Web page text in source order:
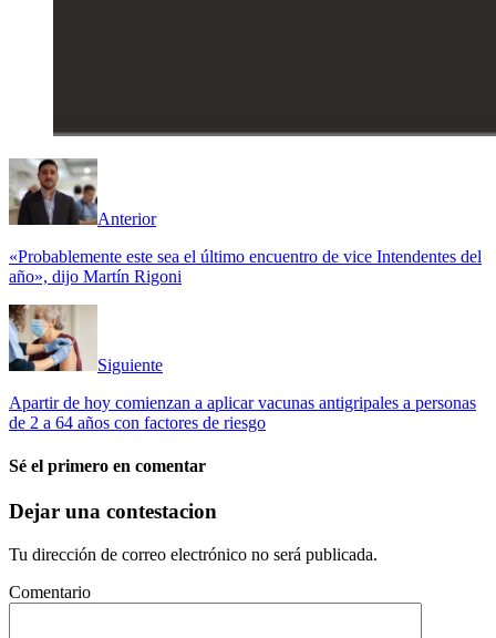
Anterior
«Probablemente este sea el último encuentro de vice Intendentes del
año», dijo Martín Rigoni
Siguiente
Apartir de hoy comienzan a aplicar vacunas antigripales a personas
de 2 a 64 años con factores de riesgo
Sé el primero en comentar
Dejar una contestacion
Tu dirección de correo electrónico no será publicada.
Comentario